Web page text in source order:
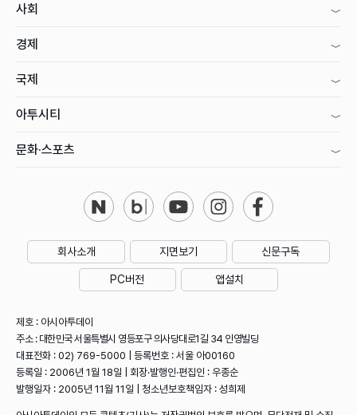
사회
경제
국제
아투시티
문화·스포츠
회사소개 지면보기 신문구독
PC버전 앱설치
제호 : 아시아투데이
주소 : 대한민국 서울특별시 영등포구 의사당대로1길 34 인영빌딩
대표전화 : 02) 769-5000 | 등록번호 : 서울 아00160
등록일 : 2006년 1월 18일 | 회장·발행인·편집인 : 우종순
발행일자 : 2005년 11월 11일 | 청소년보호책임자 : 성희제